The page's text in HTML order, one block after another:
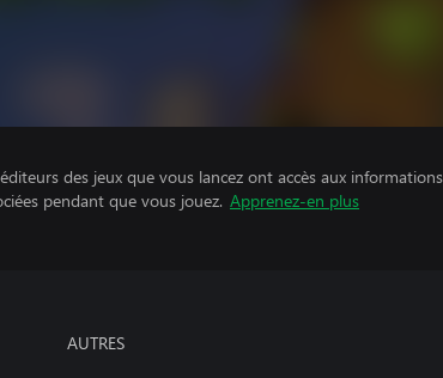
des jeux que vous lancez ont accès aux
pendant que vous jouez. Apprenez-en plus
AUTRES